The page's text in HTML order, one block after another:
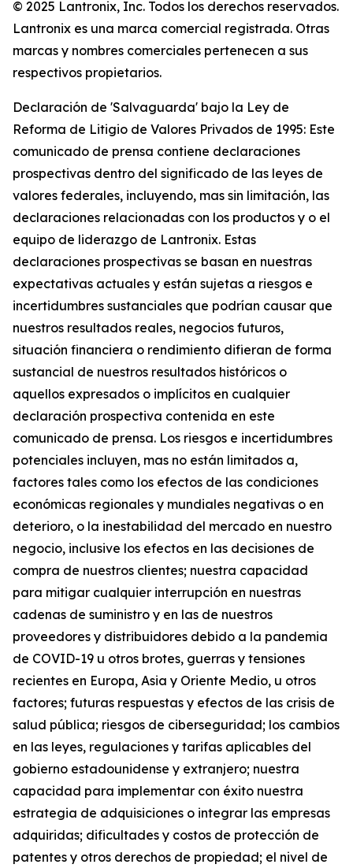
© 2025 Lantronix, Inc. Todos los derechos reservados.
Lantronix es una marca comercial registrada. Otras
marcas y nombres comerciales pertenecen a sus
respectivos propietarios.
Declaración de 'Salvaguarda' bajo la Ley de
Reforma de Litigio de Valores Privados de 1995: Este
comunicado de prensa contiene declaraciones
prospectivas dentro del significado de las leyes de
valores federales, incluyendo, mas sin limitación, las
declaraciones relacionadas con los productos y o el
equipo de liderazgo de Lantronix. Estas
declaraciones prospectivas se basan en nuestras
expectativas actuales y están sujetas a riesgos e
incertidumbres sustanciales que podrían causar que
nuestros resultados reales, negocios futuros,
situación financiera o rendimiento difieran de forma
sustancial de nuestros resultados históricos o
aquellos expresados o implícitos en cualquier
declaración prospectiva contenida en este
comunicado de prensa. Los riesgos e incertidumbres
potenciales incluyen, mas no están limitados a,
factores tales como los efectos de las condiciones
económicas regionales y mundiales negativas o en
deterioro, o la inestabilidad del mercado en nuestro
negocio, inclusive los efectos en las decisiones de
compra de nuestros clientes; nuestra capacidad
para mitigar cualquier interrupción en nuestras
cadenas de suministro y en las de nuestros
proveedores y distribuidores debido a la pandemia
de COVID-19 u otros brotes, guerras y tensiones
recientes en Europa, Asia y Oriente Medio, u otros
factores; futuras respuestas y efectos de las crisis de
salud pública; riesgos de ciberseguridad; los cambios
en las leyes, regulaciones y tarifas aplicables del
gobierno estadounidense y extranjero; nuestra
capacidad para implementar con éxito nuestra
estrategia de adquisiciones o integrar las empresas
adquiridas; dificultades y costos de protección de
patentes y otros derechos de propiedad; el nivel de